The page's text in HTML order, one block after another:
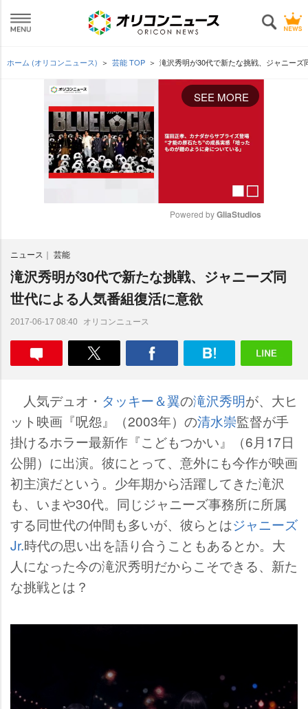
ホーム (オリコンニュース) 芸能 TOP 滝沢秀明が30代で新たな挑戦、ジャニー
SEE MORE
e
Powered by GliaStudios
ニュース 芸能
滝沢秀明が30代で新たな挑戦、ジャニーズ同
世代による人気番組復活に意欲
2017-06-17 08:40 オリコンニュース
人気デュオ・ タッキー＆翼の滝沢秀明が、大ヒ
ット映画『呪怨』（2003年）の清水崇監督が手
掛けるホラー最新作『こどもつかい』（6月17日
公開）に出演。彼にとって、意外にも今作が映画
初主演だという。少年期から活躍してきた滝沢
も、いまや30代。同じジャニーズ事務所に所属
する同世代の仲間も多いが、彼らとはジャニーズ
Jr.時代の思い出を語り合うこともあるとか。大
人になった今の滝沢秀明だからこそできる、新た
な挑戦とは？